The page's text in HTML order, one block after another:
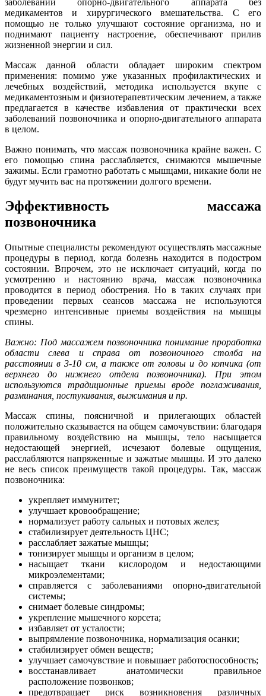
медикаментов и хирургического вмешательства. С его
помощью не только улучшают состояние организма, но и
поднимают пациенту настроение, обеспечивают прилив
жизненной энергии и сил.
Массаж данной области обладает широким спектром
применения: помимо уже указанных профилактических и
лечебных воздействий, методика используется вкупе с
медикаментозным и физиотерапевтическим лечением, а также
предлагается в качестве избавления от практически всех
заболеваний позвоночника и опорно-двигательного аппарата
в целом.
Важно понимать, что массаж позвоночника крайне важен. С
его помощью спина расслабляется, снимаются мышечные
зажимы. Если грамотно работать с мышцами, никакие боли не
будут мучить вас на протяжении долгого времени.
Эффективность массажа
позвоночника
Опытные специалисты рекомендуют осуществлять массажные
процедуры в период, когда болезнь находится в подостром
состоянии. Впрочем, это не исключает ситуаций, когда по
усмотрению и настоянию врача, массаж позвоночника
проводится в период обострения. Но в таких случаях при
проведении первых сеансов массажа не используются
чрезмерно интенсивные приемы воздействия на мышцы
спины.
Важно: Под массажем позвоночника понимание проработка
области слева и справа от позвоночного столба на
расстоянии в 3-10 см, а также от головы и до копчика (от
верхнего до нижнего отдела позвоночника). При этом
используются традиционные приемы вроде поглаживания,
разминания, постукивания, выжимания и пр.
Массаж спины, поясничной и прилегающих областей
положительно сказывается на общем самочувствии: благодаря
правильному воздействию на мышцы, тело насыщается
недостающей энергией, исчезают болевые ощущения,
расслабляются напряженные и зажатые мышцы. И это далеко
не весь список преимуществ такой процедуры. Так, массаж
позвоночника:
укрепляет иммунитет;
улучшает кровообращение;
нормализует работу сальных и потовых желез;
стабилизирует деятельность ЦНС;
расслабляет зажатые мышцы;
тонизирует мышцы и организм в целом;
насыщает ткани кислородом и недостающими
микроэлементами;
справляется с заболеваниями опорно-двигательной
системы;
снимает болевые синдромы;
укрепление мышечного корсета;
избавляет от усталости;
выпрямление позвоночника, нормализация осанки;
стабилизирует обмен веществ;
улучшает самочувствие и повышает работоспособность;
восстанавливает анатомически правильное
расположение позвонков;
предотвращает риск возникновения различных